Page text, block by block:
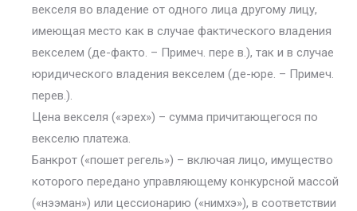
векселя во владение от одного лица другому лицу,
имеющая место как в случае фактического владения
векселем (де-факто. – Примеч. пере в.), так и в случае
юридического владения векселем (де-юре. – Примеч.
перев.).
Цена векселя («эрех») – сумма причитающегося по
векселю платежа.
Банкрот («пошет регель») – включая лицо, имущество
которого передано управляющему конкурсной массой
(«нээман») или цессионарию («нимхэ»), в соответствии